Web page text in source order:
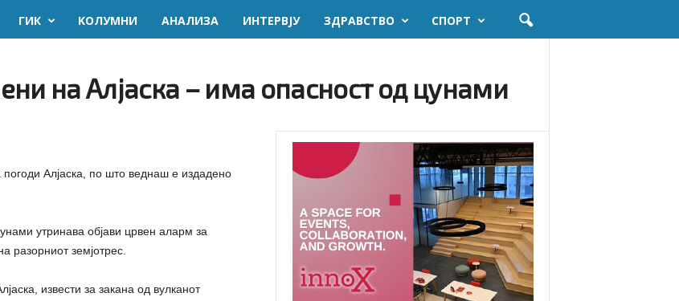
ГИК KОЛУМНИ AНАЛИЗА ИНТЕРВЈУ ЗДРАВСТВО СПОРТ
на Алјаска – има опасност од цунами
погоди Алјаска, по што веднаш е издадено
утринава објави црвен аларм за
разорниот земјотрес.
извести за закана од вулканот